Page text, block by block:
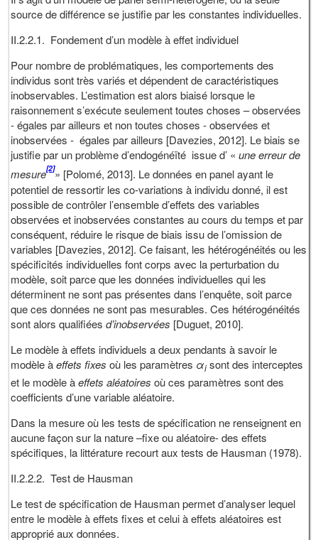
source de différence se justifie par les constantes individuelles.
II.2.2.1. Fondement d’un modèle à effet individuel
Pour nombre de problématiques, les comportements des
individus sont très variés et dépendent de caractéristiques
inobservables. L’estimation est alors biaisé lorsque le
raisonnement s’exécute seulement toutes choses – observées
- égales par ailleurs et non toutes choses - observées et
inobservées - égales par ailleurs [Davezies, 2012]. Le biais se
justifie par un problème d’endogénéïté issue d’ «une erreur de
mesure[2]» [Polomé, 2013]. Le données en panel ayant le
potentiel de ressortir les co-variations à individu donné, il est
possible de contrôler l’ensemble d’effets des variables
observées et inobservées constantes au cours du temps et par
conséquent, réduire le risque de biais issu de l’omission de
variables [Davezies, 2012]. Ce faisant, les hétérogénéités ou les
spécificités individuelles font corps avec la perturbation du
modèle, soit parce que les données individuelles qui les
déterminent ne sont pas présentes dans l’enquête, soit parce
que ces données ne sont pas mesurables. Ces hétérogénéités
sont alors qualifiéesd’inobservées [Duguet, 2010].
Le modèle à effets individuels a deux pendants à savoir le
modèle àeffets fixes où les paramètres αisont des interceptes
et le modèle àeffets aléatoires où ces paramètres sont des
coefficients d’une variable aléatoire.
Dans la mesure où les tests de spécification ne renseignent en
aucune façon sur la nature –fixe ou aléatoire- des effets
spécifiques, la littérature recourt aux tests de Hausman (1978).
II.2.2.2. Test de Hausman
Le test de spécification de Hausman permet d’analyser lequel
entre le modèle à effets fixes et celui à effets aléatoires est
approprié aux données.